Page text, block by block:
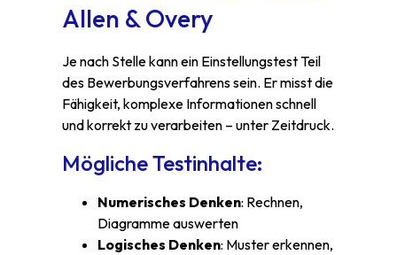
Allen & Overy
Je nach Stelle kann ein Einstellungstest Teil
des Bewerbungsverfahrens sein. Er misst die
Fähigkeit, komplexe Informationen schnell
und korrekt zu verarbeiten – unter Zeitdruck.
Mögliche Testinhalte:
Numerisches Denken: Rechnen,
Diagramme auswerten
Logisches Denken: Muster erkennen,